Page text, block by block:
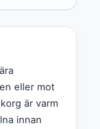
eller mot
är varm
innan